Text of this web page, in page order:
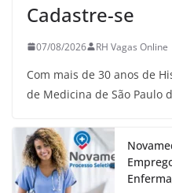
Cadastre-se
07/08/2026 RH Vagas Online
Com mais de 30 anos de
de Medicina de São Paulo